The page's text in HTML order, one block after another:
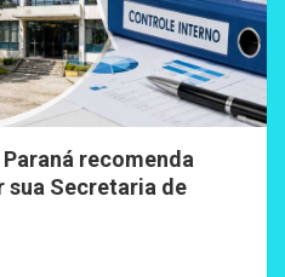
recomenda
Secretaria de